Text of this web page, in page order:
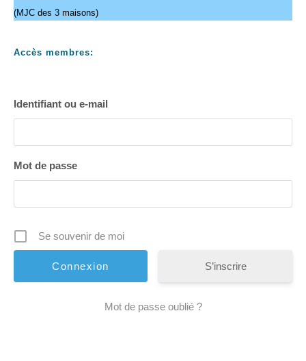
(MJC des 3 maisons)
Accès membres:
Identifiant ou e-mail
Mot de passe
Se souvenir de moi
S’inscrire
Mot de passe oublié ?